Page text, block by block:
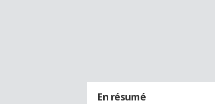
En résumé